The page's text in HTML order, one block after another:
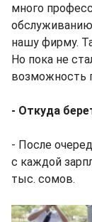
много
нашу фирму.
Но пока не
возможность
- Откуда
- После
с каждой
тыс. сомов.